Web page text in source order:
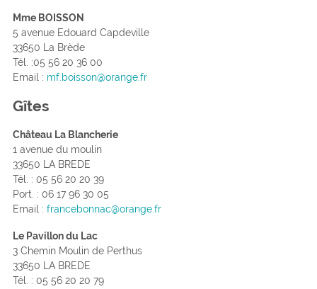
Mme BOISSON
5 avenue Edouard Capdeville
33650 La Brède
Tél. :05 56 20 36 00
Email : mf.boisson@orange.fr
Gîtes
Château La Blancherie
1 avenue du moulin
33650 LA BREDE
Tél. : 05 56 20 20 39
Port. : 06 17 96 30 05
Email : francebonnac@orange.fr
Le Pavillon du Lac
3 Chemin Moulin de Perthus
33650 LA BREDE
Tél. : 05 56 20 20 79